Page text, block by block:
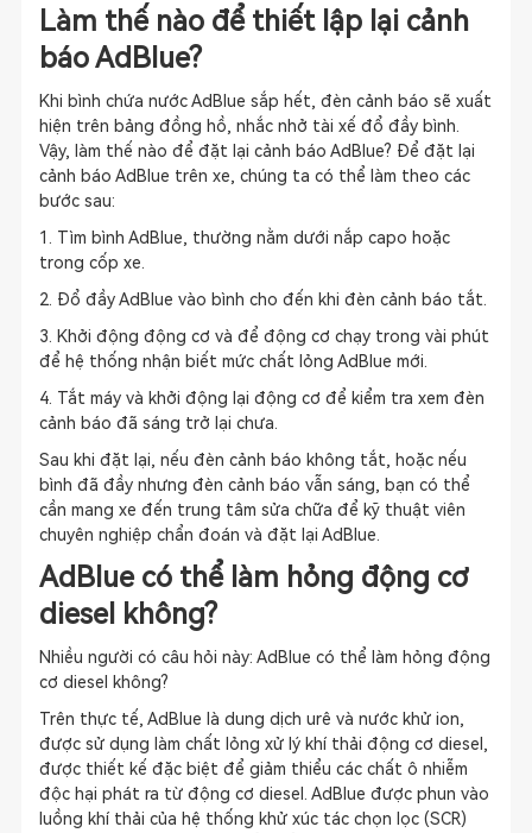
Làm thế nào để thiết lập lại cảnh
báo AdBlue?
Khi bình chứa nước AdBlue sắp hết, đèn cảnh báo sẽ xuất
hiện trên bảng đồng hồ, nhắc nhở tài xế đổ đầy bình.
Vậy, làm thế nào để đặt lại cảnh báo AdBlue? Để đặt lại
cảnh báo AdBlue trên xe, chúng ta có thể làm theo các
bước sau:
1. Tìm bình AdBlue, thường nằm dưới nắp capo hoặc
trong cốp xe.
2. Đổ đầy AdBlue vào bình cho đến khi đèn cảnh báo tắt.
3. Khởi động động cơ và để động cơ chạy trong vài phút
để hệ thống nhận biết mức chất lỏng AdBlue mới.
4. Tắt máy và khởi động lại động cơ để kiểm tra xem đèn
cảnh báo đã sáng trở lại chưa.
Sau khi đặt lại, nếu đèn cảnh báo không tắt, hoặc nếu
bình đã đầy nhưng đèn cảnh báo vẫn sáng, bạn có thể
cần mang xe đến trung tâm sửa chữa để kỹ thuật viên
chuyên nghiệp chẩn đoán và đặt lại AdBlue.
AdBlue có thể làm hỏng động cơ
diesel không?
Nhiều người có câu hỏi này: AdBlue có thể làm hỏng động
cơ diesel không?
Trên thực tế, AdBlue là dung dịch urê và nước khử ion,
được sử dụng làm chất lỏng xử lý khí thải động cơ diesel,
được thiết kế đặc biệt để giảm thiểu các chất ô nhiễm
độc hại phát ra từ động cơ diesel. AdBlue được phun vào
luồng khí thải của hệ thống khử xúc tác chọn lọc (SCR)